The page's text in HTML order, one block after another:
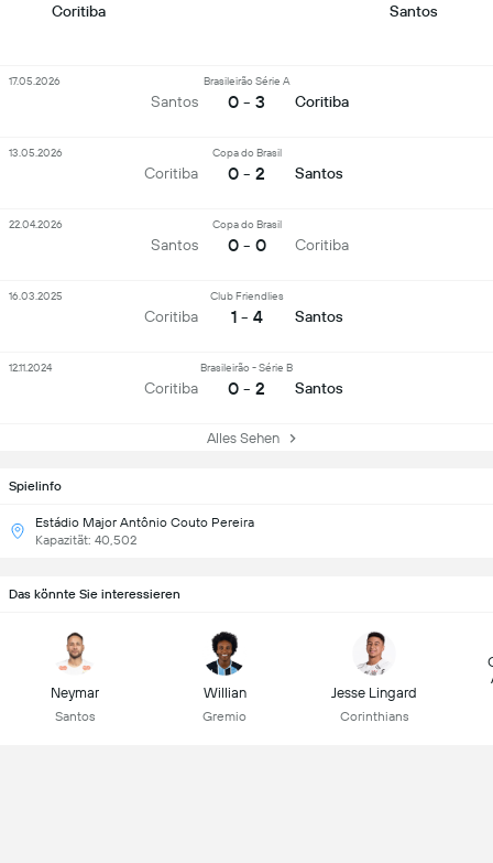
Spielinfo
Estádio Major Antônio Couto Pereira
Kapazität: 40,502
Coritiba Santos
Santos
Brasileirão Série A
0 - 3 Coritiba
17.05.2026
Coritiba
Copa do Brasil
0 - 2 Santos
13.05.2026
Santos
Copa do Brasil
0 - 0 Coritiba
22.04.2026
Coritiba
Club Friendlies
1 - 4 Santos
16.03.2025
Coritiba
Brasileirão - Série B
0 - 2 Santos
12.11.2024
Alles Sehen
Das könnte Sie interessieren
Neymar
Santos
Willian
Gremio
Jesse Lingard
Corinthians